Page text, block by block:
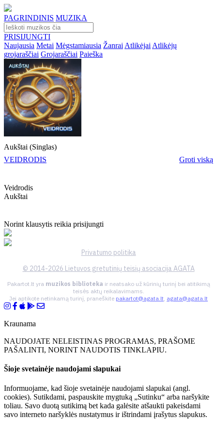
PAGRINDINIS MUZIKA
PRISIJUNGTI
Naujausia Metai Mėgstamiausia Žanrai Atlikėjai Atlikėjų
grojaraščiai Grojaraščiai Paieška
Aukštai (Singlas)
VEIDRODIS
Groti viską
Veidrodis
Aukštai
Norint klausytis reikia prisijungti
Privatumo politika
© 2014-2026 Lietuvos gretutinių teisių asociacija AGATA
Pakartot.lt yra muzikos biblioteka ir neatsako už kūrinių turinį bei atitikimą
teisės aktų reikalavimams.
Jei aptikote netinkamą turinį, praneškite pakartot@agata.lt, agata@agata.lt
Kraunama
NAUDOJATE NELEISTINAS PROGRAMAS, PRAŠOME
PAŠALINTI, NORINT NAUDOTIS TINKLAPIU.
Šioje svetainėje naudojami slapukai
Informuojame, kad šioje svetainėje naudojami slapukai (angl.
cookies). Sutikdami, paspauskite mygtuką „Sutinku“ arba naršykite
toliau. Savo duotą sutikimą bet kada galėsite atšaukti pakeisdami
savo interneto naršyklės nustatymus ir ištrindami įrašytus slapukus.